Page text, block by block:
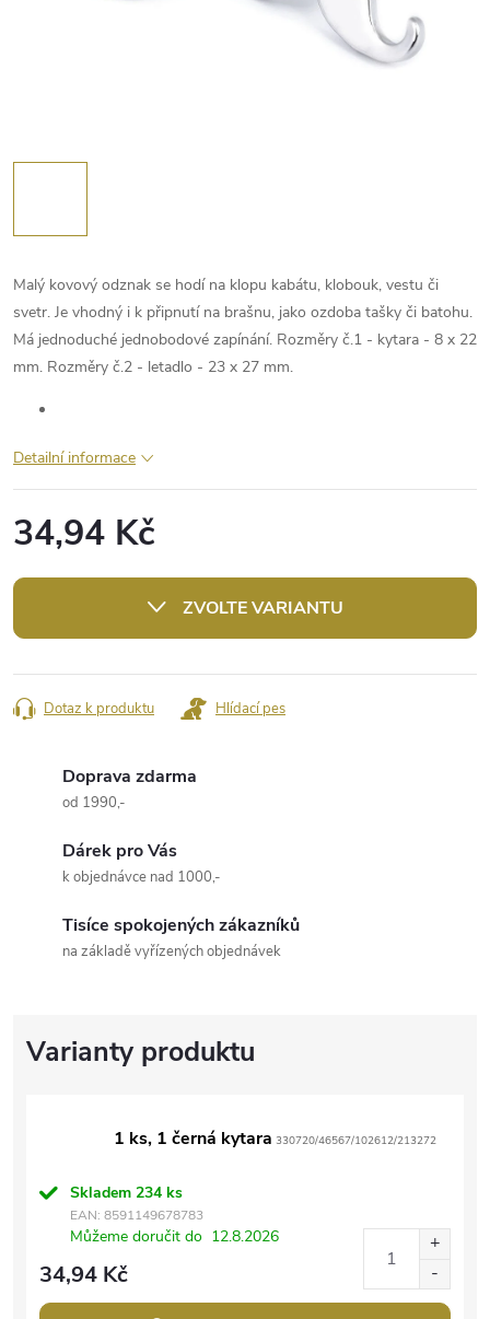
Malý kovový odznak se hodí na klopu kabátu, klobouk, vestu či
svetr. Je vhodný i k připnutí na brašnu, jako ozdoba tašky či batohu.
Má jednoduché jednobodové zapínání. Rozměry č.1 - kytara - 8 x 22
mm. Rozměry č.2 - letadlo - 23 x 27 mm.
Detailní informace
34,94 Kč
cena:
ZVOLTE VARIANTU
Dotaz k produktu Hlídací pes
Doprava zdarma
od 1990,-
Dárek pro Vás
k objednávce nad 1000,-
Tisíce spokojených zákazníků
na základě vyřízených objednávek
1 ks, 1 černá kytara 330720/46567/102612/213272
Skladem 234 ks
EAN: 8591149678783
Můžeme doručit do 12.8.2026
34,94 Kč